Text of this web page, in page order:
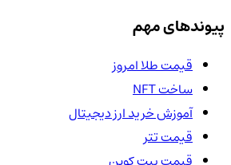
پیوندهای مهم
قیمت طلا امروز
ساخت NFT
آموزش خرید ارز دیجیتال
قیمت تتر